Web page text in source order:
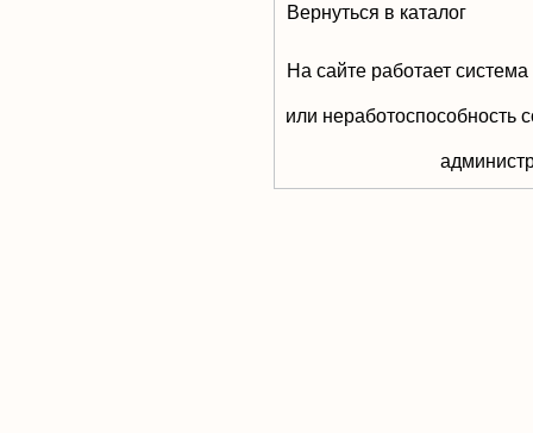
Вернуться в каталог
На сайте работает
или неработоспособность